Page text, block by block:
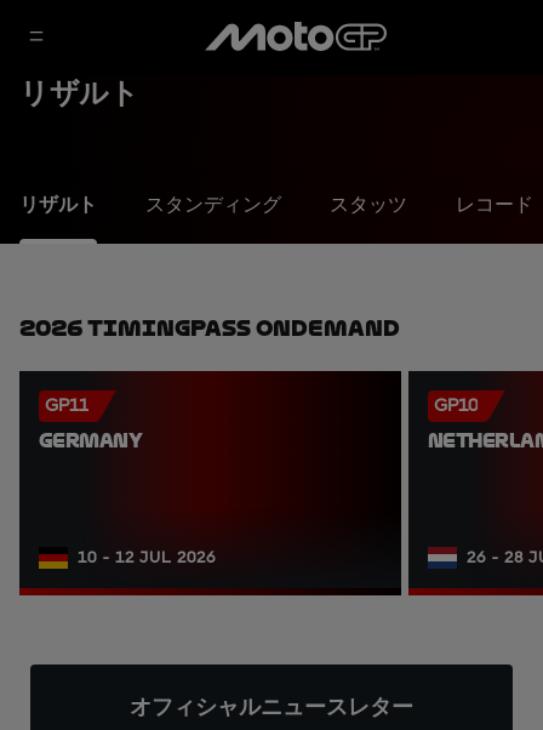
リザルト
リザルト スタンディング スタッツ レコード
2026 TimingPass OnDemand
GP11
GERMANY
10 - 12 JUL 2026
GP10
26 - 28
オフィシャルニュースレター